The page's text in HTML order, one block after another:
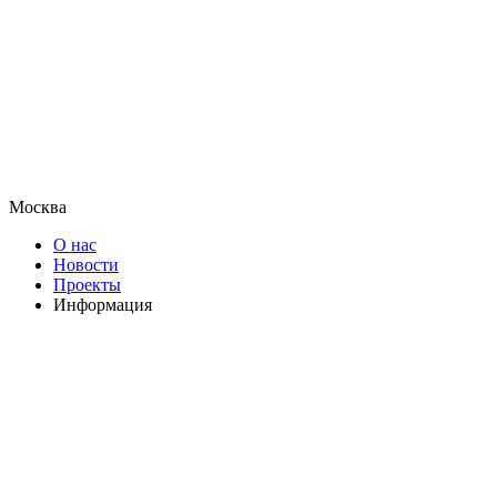
Москва
О нас
Новости
Проекты
Информация